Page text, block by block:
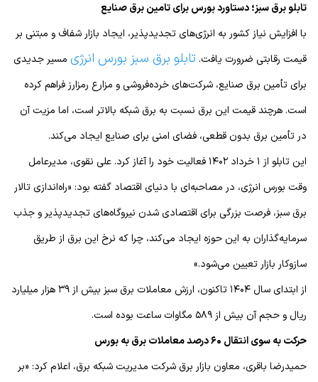
تابلو برق سبز؛ دستاورد بورس برای تامین برق صنایع
با افزایش نیاز کشور به انرژی‌های تجدیدپذیر، ایجاد بازار شفاف و مبتنی بر
قیمت رقابتی ضرورت یافت. تابلو برق سبز بورس انرژی مسیر جدیدی
برای تأمین برق صنایع، شرکت‌های خرده‌فروشی و مزارع رمزارز فراهم کرده
است. هرچند قیمت این برق نسبت به برق شبکه بالاتر است، اما مزیت آن
در تأمین برق بدون قطعی، فضای امنی برای صنایع ایجاد می‌کند.
این تابلو از ۱ خرداد ۱۴۰۲ فعالیت خود را آغاز کرد. علی نقوی، مدیرعامل
وقت بورس انرژی، در مصاحبه‌ای با دنیای اقتصاد گفته بود: «راه‌اندازی تالار
برق سبز، فرصت بزرگی برای اقتصادی شدن نیروگاه‌های تجدیدپذیر و جذب
سرمایه‌گذاران به این حوزه ایجاد می‌کند، چرا که نرخ این برق از طریق
سازوکار بازار تعیین می‌شود.»
از ابتدای سال ۱۴۰۴ تاکنون، ارزش معاملات برق سبز بیش از ۳۹ هزار میلیارد
ریال و حجم آن بیش از ۵۸۹ مگاوات ساعت بوده است.
حرکت به سوی انتقال ۶۰ درصد معاملات برق به بورس
حمیدرضا باقری، معاون بازار برق شرکت مدیریت شبکه برق، اعلام کرد: «بر